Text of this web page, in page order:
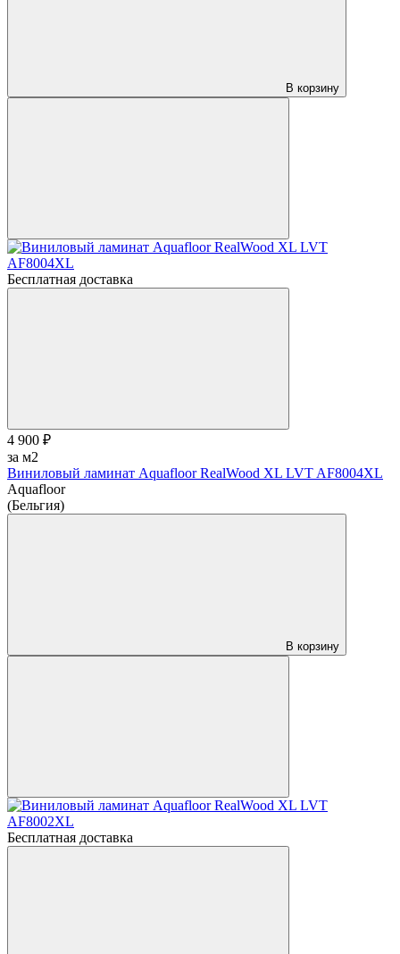
В корзину
Бесплатная доставка
4 900 ₽
за м2
Виниловый ламинат Aquafloor RealWood XL LVT AF8004XL
Aquafloor
(Бельгия)
В корзину
Бесплатная доставка